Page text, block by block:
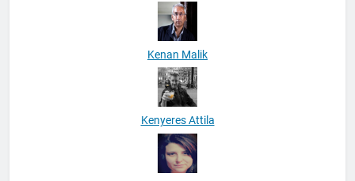
Kenan Malik
Kenyeres Attila